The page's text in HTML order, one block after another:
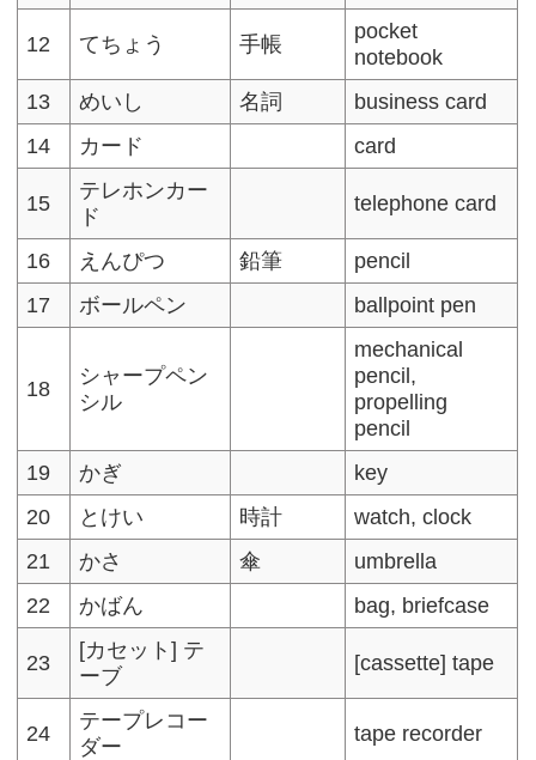
12 てちょう 手帳
pocket
notebook
13
めいし 名詞
business card
14
カード card
15
テレホンカー
ド
telephone card
16 えんぴつ 鉛筆
pencil
17
ボールペン ballpoint pen
18
シャープペン
シル
mechanical
pencil,
propelling
pencil
19
かぎ
key
20
とけい 時計
watch, clock
21
かさ 傘
umbrella
22
かばん bag, briefcase
23
[カセット] テ
ーブ
[cassette] tape
24
テープレコー
ダー
tape recorder